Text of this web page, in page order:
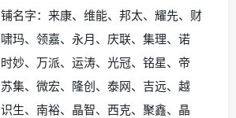
名字：来康、维能、邦太、耀先、财
玛、领嘉、永月、庆联、集理、诺
妙、万派、运涛、光冠、铭星、帝
集、微宏、隆创、泰网、吉远、越
生、南裕、晶智、西克、聚鑫、晶